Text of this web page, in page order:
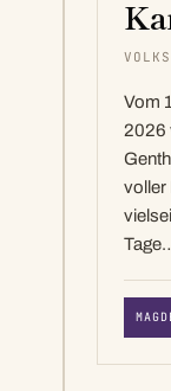
Vom
2026
voller